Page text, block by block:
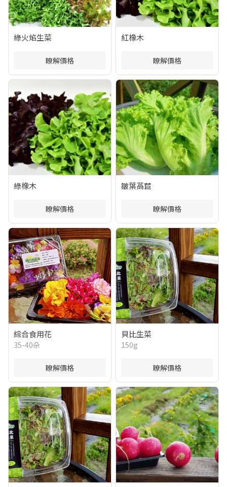
綠火焰生菜
瞭解價格
紅橡木
瞭解價格
綠橡木
瞭解價格
皺葉萵苣
瞭解價格
綜合食用花
35-40朵
瞭解價格
貝比生菜
150g
瞭解價格